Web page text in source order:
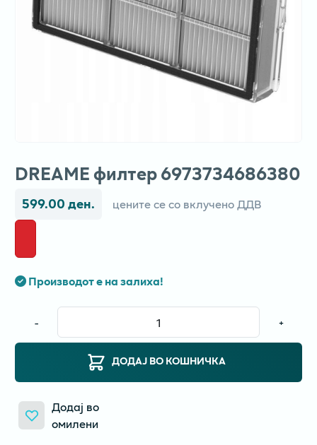
DREAME филтер 6973734686380
599.00 ден. цените се со вклучено ДДВ
Производот е на залиха!
- +
ДОДАЈ ВО КОШНИЧКА
Додај во
омилени